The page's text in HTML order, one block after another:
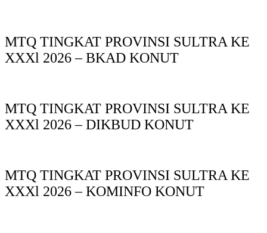
MTQ TINGKAT PROVINSI SULTRA KE
XXXl 2026 – BKAD KONUT
MTQ TINGKAT PROVINSI SULTRA KE
XXXl 2026 – DIKBUD KONUT
MTQ TINGKAT PROVINSI SULTRA KE
XXXl 2026 – KOMINFO KONUT